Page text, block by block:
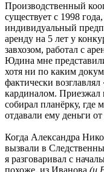
Производственный
существует с 1998
индивидуальный
аренду на 5 лет у
завхозом, работал с
Юдина мне
хотя ни по каким
фактически
кардиналом. Приезжал
собирал планёрку,
отдавали ему деньги
Когда Александра
вызвали в
я разговаривал с